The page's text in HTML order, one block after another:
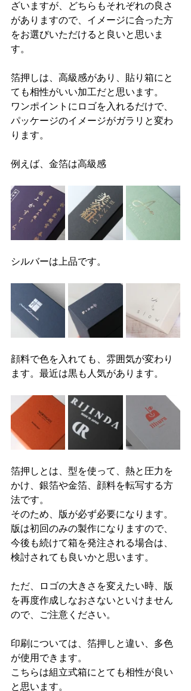
ざいますが、どちらもそれぞれの良さ
がありますので、イメージに合った方
をお選びいただけると良いと思いま
す。
箔押しは、高級感があり、貼り箱にと
ても相性がいい加工だと思います。
ワンポイントにロゴを入れるだけで、
パッケージのイメージがガラリと変わ
ります。
例えば、金箔は高級感
シルバーは上品です。
顔料で色を入れても、雰囲気が変わり
ます。最近は黒も人気があります。
箔押しとは、型を使って、熱と圧力を
かけ、銀箔や金箔、顔料を転写する方
法です。
そのため、版が必ず必要になります。
版は初回のみの製作になりますので、
今後も続けて箱を発注される場合は、
検討されても良いかと思います。
ただ、ロゴの大きさを変えたい時、版
を再度作成しなおさないといけません
ので、ご注意ください。
印刷については、箔押しと違い、多色
が使用できます。
こちらは組立式箱にとても相性が良い
と思います。